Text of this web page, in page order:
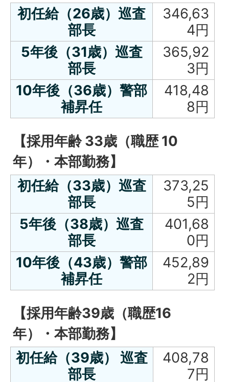
初任給（26歳）巡査
部長
346,63
4円
5年後（31歳）巡査
部長
365,92
3円
10年後（36歳）警部
補昇任
418,48
8円
【採用年齢 33歳（職歴 10
年）・本部勤務】
初任給（33歳）巡査
部長
373,25
5円
5年後（38歳）巡査
部長
401,68
0円
10年後（43歳）警部
補昇任
452,89
2円
【採用年齢39歳（職歴16
年）・本部勤務】
初任給（39歳） 巡査
部長
408,78
7円